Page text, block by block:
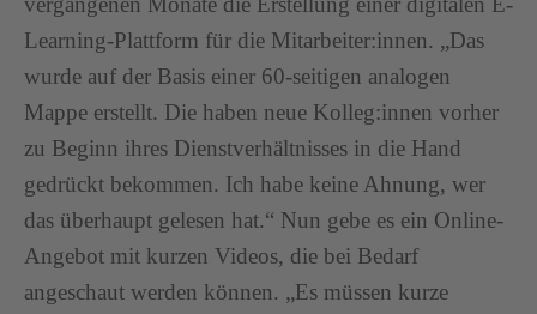
Learning-Plattform für die Mitarbeiter:innen. „Das
wurde auf der Basis einer 60-seitigen analogen
Mappe erstellt. Die haben neue Kolleg:innen vorher
zu Beginn ihres Dienstverhältnisses in die Hand
gedrückt bekommen. Ich habe keine Ahnung, wer
das überhaupt gelesen hat.“ Nun gebe es ein Online-
Angebot mit kurzen Videos, die bei Bedarf
angeschaut werden können. „Es müssen kurze